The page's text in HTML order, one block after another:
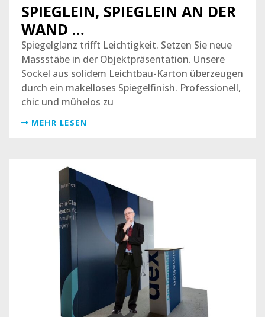
SPIEGLEIN, SPIEGLEIN AN DER
WAND …
Spiegelglanz trifft Leichtigkeit. Setzen Sie neue
Massstäbe in der Objektpräsentation. Unsere
Sockel aus solidem Leichtbau-Karton überzeugen
durch ein makelloses Spiegelfinish. Professionell,
chic und mühelos zu
MEHR LESEN